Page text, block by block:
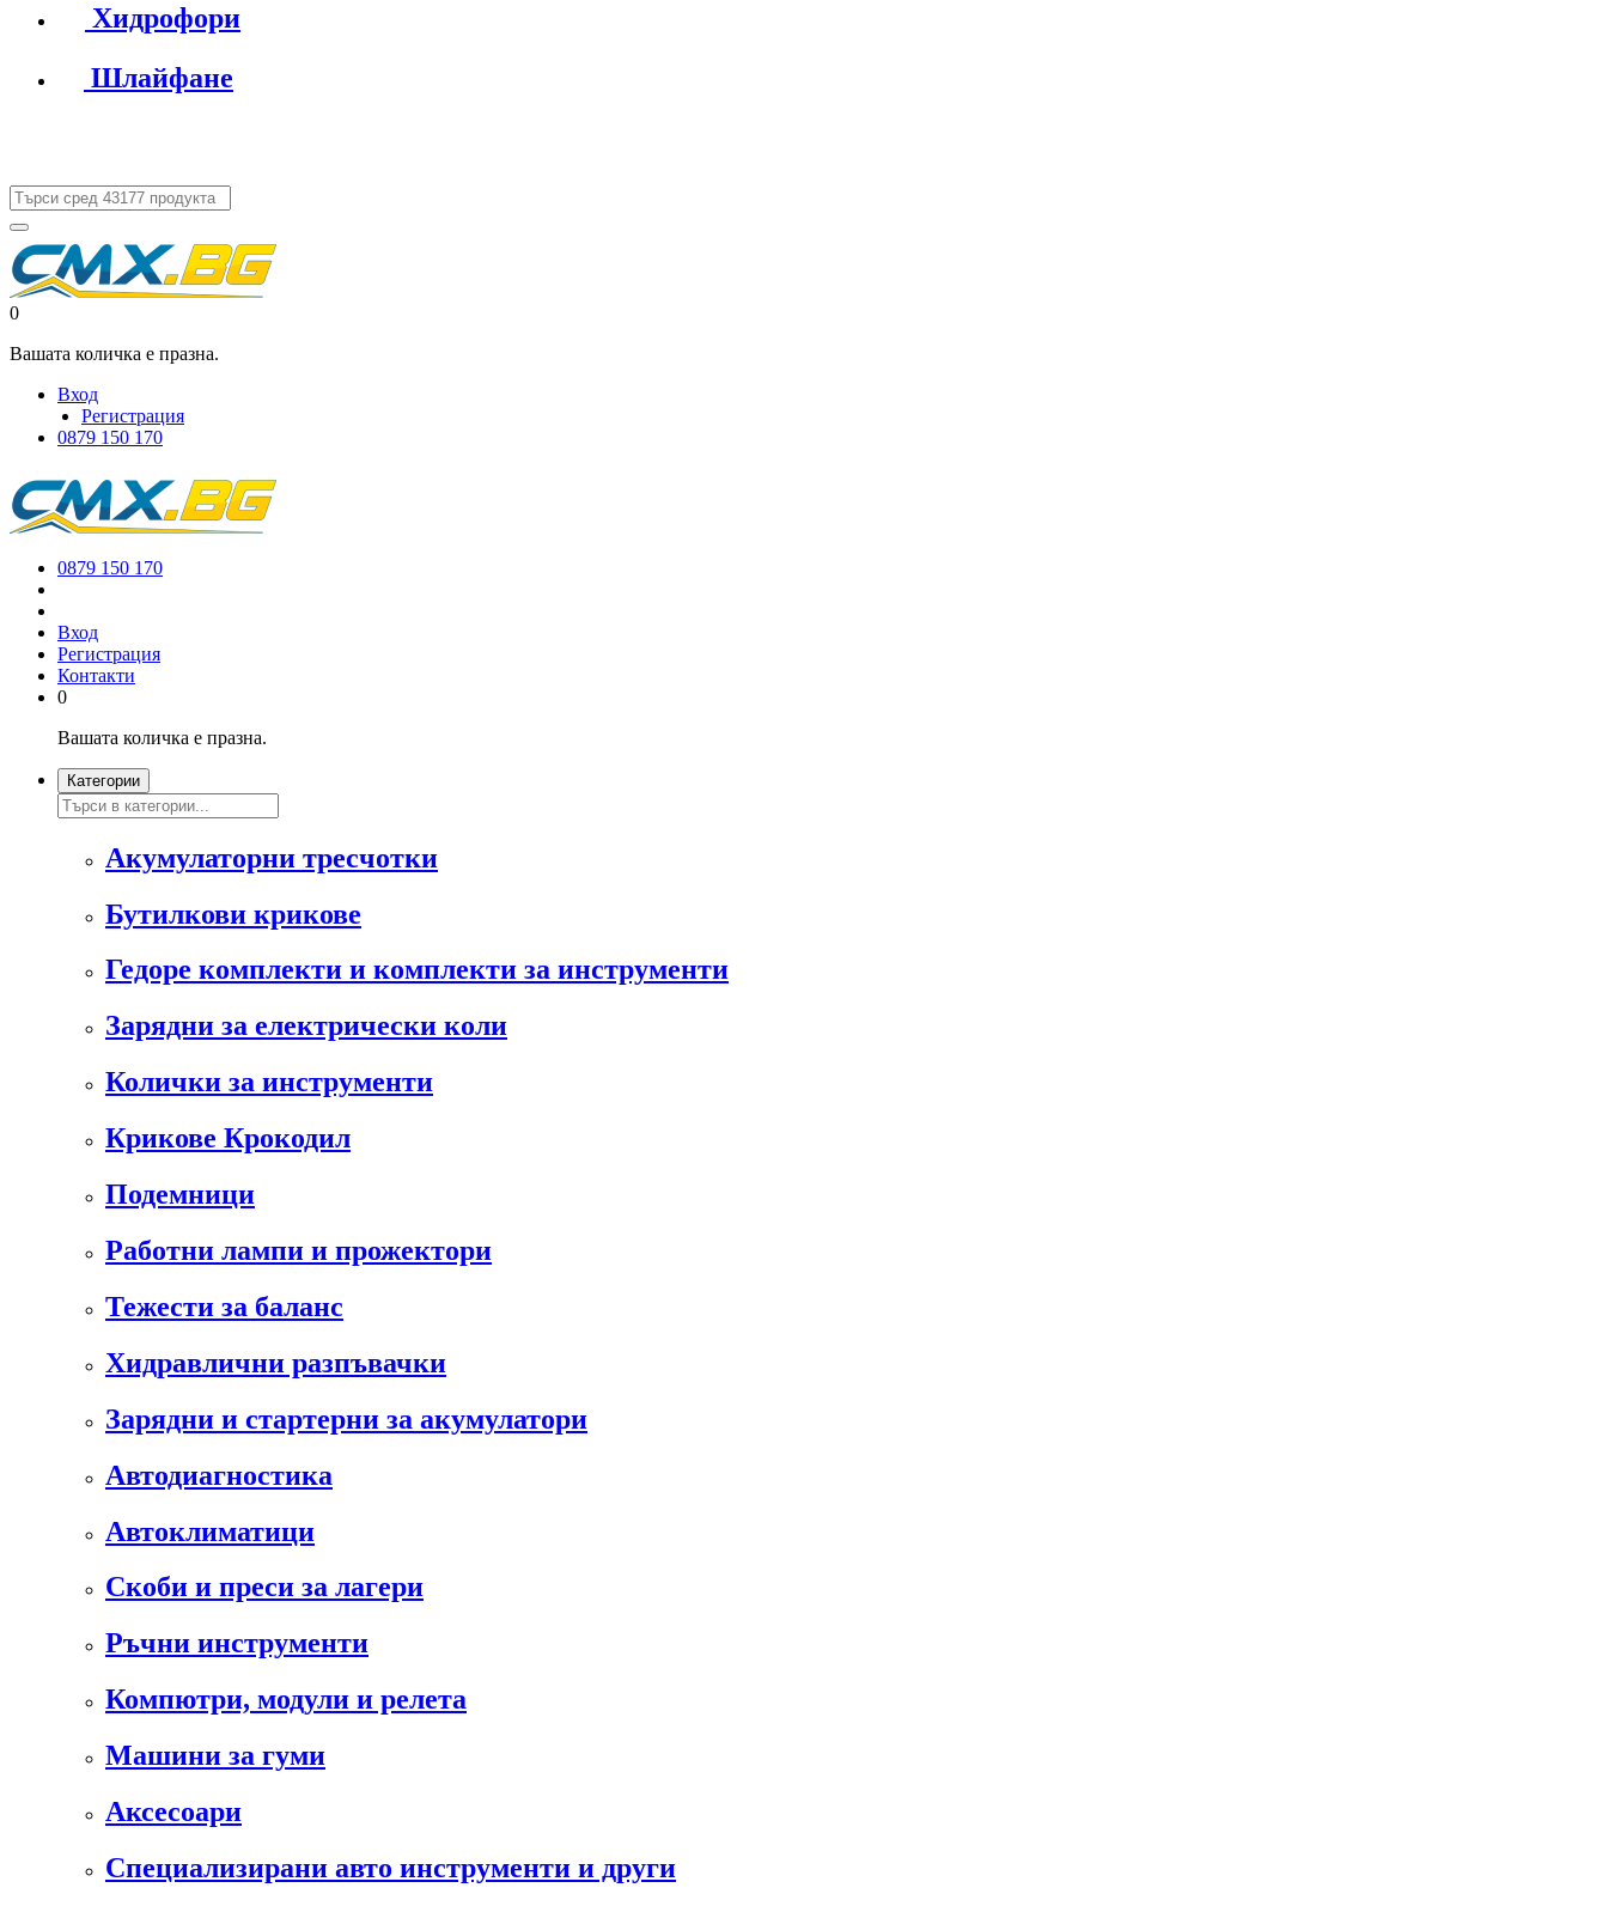
Хидрофори
Шлайфане
0
Вашата количка е празна.
Вход
Регистрация
0879 150 170
0879 150 170
Вход
Регистрация
Контакти
0
Вашата количка е празна.
Категории
Акумулаторни тресчотки
Бутилкови крикове
Гедоре комплекти и комплекти за инструменти
Зарядни за електрически коли
Колички за инструменти
Крикове Крокодил
Подемници
Работни лампи и прожектори
Тежести за баланс
Хидравлични разпъвачки
Зарядни и стартерни за акумулатори
Автодиагностика
Автоклиматици
Скоби и преси за лагери
Ръчни инструменти
Компютри, модули и релета
Машини за гуми
Аксесоари
Специализирани авто инструменти и други